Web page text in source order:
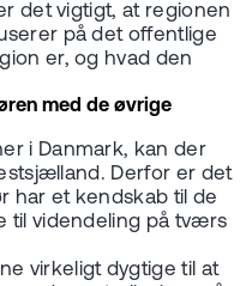
det vigtigt, at regionen
på det offentlige
er, og hvad den
med de øvrige
i Danmark, kan der
Derfor er det
har et kendskab til de
til videndeling på tværs
virkeligt dygtige til at